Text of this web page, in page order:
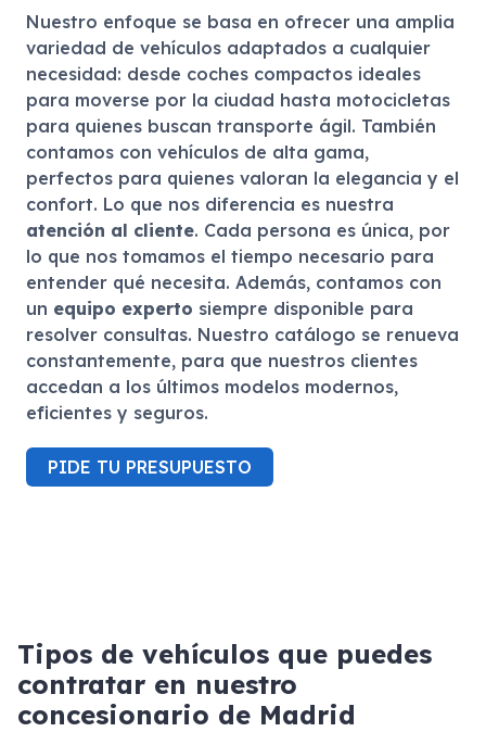
Nuestro enfoque se basa en ofrecer una amplia
variedad de vehículos adaptados a cualquier
necesidad: desde coches compactos ideales
para moverse por la ciudad hasta motocicletas
para quienes buscan transporte ágil. También
contamos con vehículos de alta gama,
perfectos para quienes valoran la elegancia y el
confort. Lo que nos diferencia es nuestra
atención al cliente. Cada persona es única, por
lo que nos tomamos el tiempo necesario para
entender qué necesita. Además, contamos con
un equipo experto siempre disponible para
resolver consultas. Nuestro catálogo se renueva
constantemente, para que nuestros clientes
accedan a los últimos modelos modernos,
eficientes y seguros.
PIDE TU PRESUPUESTO
Tipos de vehículos que puedes
contratar en nuestro
concesionario de Madrid